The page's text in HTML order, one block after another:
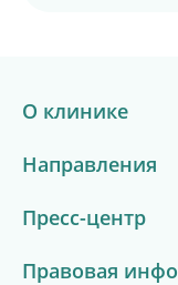
О клинике
Направления
Пресс-центр
Правовая